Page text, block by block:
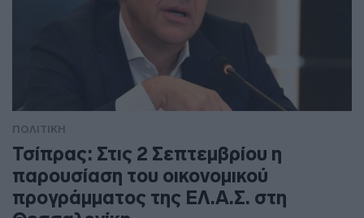
ΠΟΛΙΤΙΚΗ
Τσίπρας: Στις 2 Σεπτεμβρίου η
παρουσίαση του οικονομικού
προγράμματος της ΕΛ.Α.Σ. στη